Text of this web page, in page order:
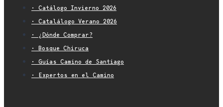
• Catálogo Invierno 2026
• Catalálogo Verano 2026
• ¿Dónde Comprar?
• Bosque Chiruca
• Guías Camino de Santiago
• Expertos en el Camino